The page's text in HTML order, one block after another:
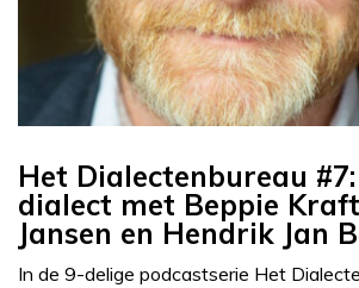
Het Dialectenbureau #7:
dialect met Beppie
Jansen en Hendrik Jan
In de 9-delige podcastserie Het